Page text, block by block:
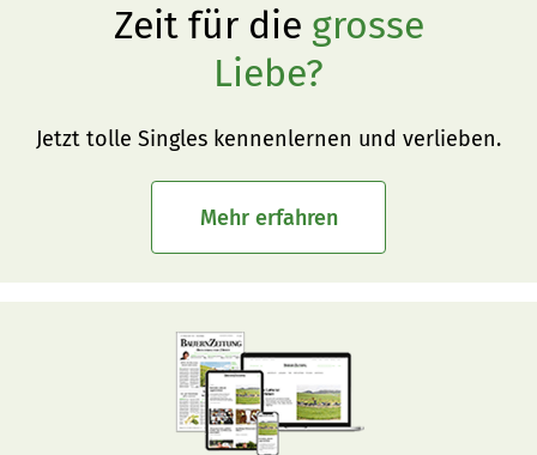
Zeit für die grosse
Liebe?
Jetzt tolle Singles kennenlernen und verlieben.
Mehr erfahren